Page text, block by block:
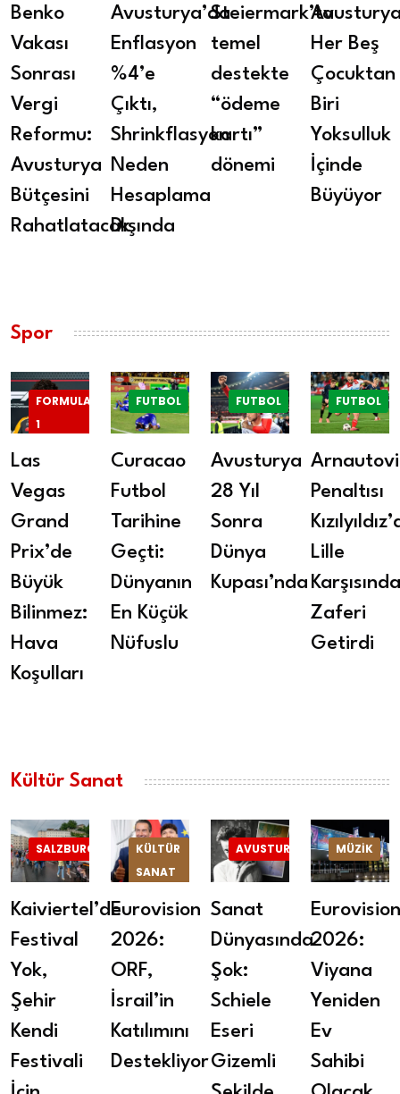
Benko
Vakası
Sonrası
Vergi
Reformu:
Avusturya
Bütçesini
Rahatlatacak
Avusturya’da
Enflasyon
%4’e
Çıktı,
Shrinkflasyon
Neden
Hesaplama
Dışında
Steiermark’ta
temel
destekte
“ödeme
kartı”
dönemi
Her Beş
Çocuktan
Biri
Yoksulluk
İçinde
Büyüyor
Spor
FORMULA
1
Las
Vegas
Grand
Prix’de
Büyük
Bilinmez:
Hava
Koşulları
FUTBOL
Curacao
Futbol
Tarihine
Geçti:
Dünyanın
En Küçük
Nüfuslu
FUTBOL
Avusturya
28 Yıl
Sonra
Dünya
Kupası’nda
FUTBOL
Penaltısı
Lille
Karşısında
Zaferi
Getirdi
Kültür Sanat
SALZBURG
Kaiviertel’de
Festival
Yok,
Şehir
Kendi
Festivali
KÜLTÜR
SANAT
Eurovision
2026:
ORF,
İsrail’in
Katılımını
Destekliyor
AVUSTURYA
Sanat
Dünyasında
Şok:
Schiele
Eseri
Gizemli
MÜZIK
Eurovision
2026:
Viyana
Yeniden
Ev
Sahibi